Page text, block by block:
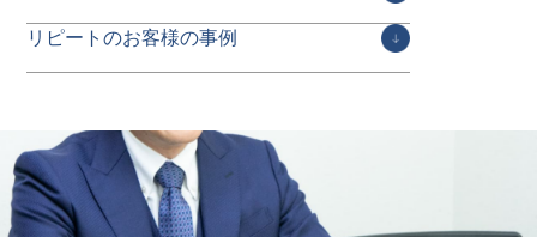
リピートのお客様の事例